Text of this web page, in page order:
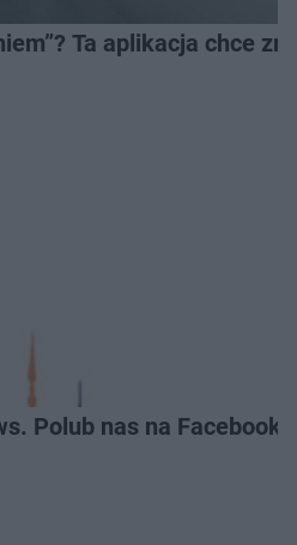
Ta aplikacja chce
Polub nas na